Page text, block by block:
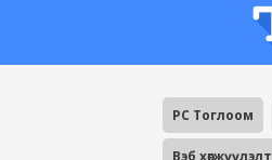
PC Тоглоом
Вэб хөгжүүлэлт